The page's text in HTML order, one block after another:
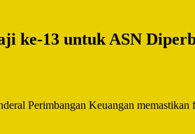
ke-13 untuk ASN
Perimbangan Keuangan